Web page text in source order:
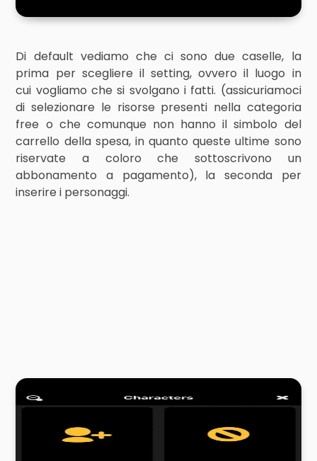
Di default vediamo che ci sono due caselle, la
prima per scegliere il setting, ovvero il luogo in
cui vogliamo che si svolgano i fatti. (assicuriamoci
di selezionare le risorse presenti nella categoria
free o che comunque non hanno il simbolo del
carrello della spesa, in quanto queste ultime sono
riservate a coloro che sottoscrivono un
abbonamento a pagamento), la seconda per
inserire i personaggi.